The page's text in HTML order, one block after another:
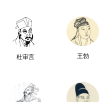
杜审言 王勃